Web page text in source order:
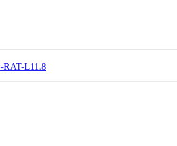
RAT-L11.8